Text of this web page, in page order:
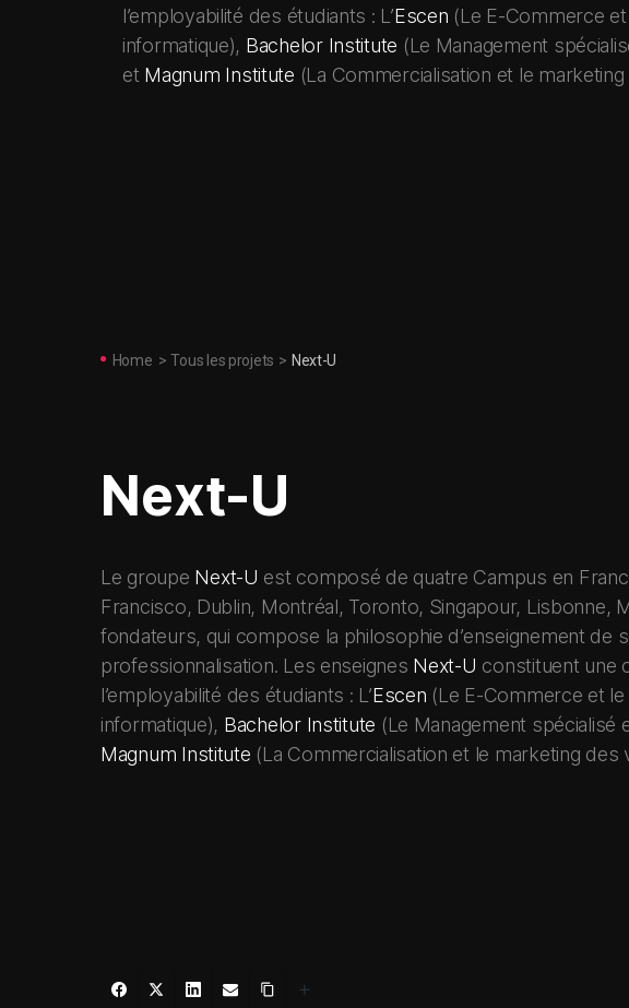
l’employabilité des étudiants : L’Escen (Le E-Commerce
informatique), Bachelor Institute (Le Management
et Magnum Institute (La Commercialisation et le
Home > Tous les projets > Next-U
Next-U
Le groupe Next-U est composé de quatre Campus en
Francisco, Dublin, Montréal, Toronto, Singapour, Lisbonne,
fondateurs, qui compose la philosophie d’enseignement de
professionnalisation. Les enseignes Next-U constituent une
l’employabilité des étudiants : L’Escen (Le E-Commerce et le
informatique), Bachelor Institute (Le Management spécialisé
Magnum Institute (La Commercialisation et le marketing des